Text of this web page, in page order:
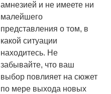
амнезией и не имеете ни
малейшего
представления о том, в
какой ситуации
находитесь. Не
забывайте, что ваш
выбор повлияет на сюжет
по мере выхода новых